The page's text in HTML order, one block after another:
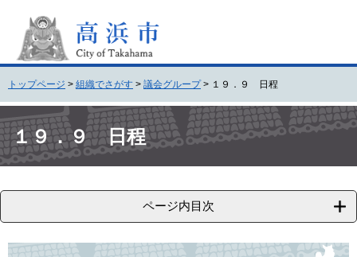
頭
で
す
。
飛
ば
し
て
本
へ
トップページ > 組織でさがす > 議会グループ > １９．９ 日程
文 １９．９ 日程
ページ内目次